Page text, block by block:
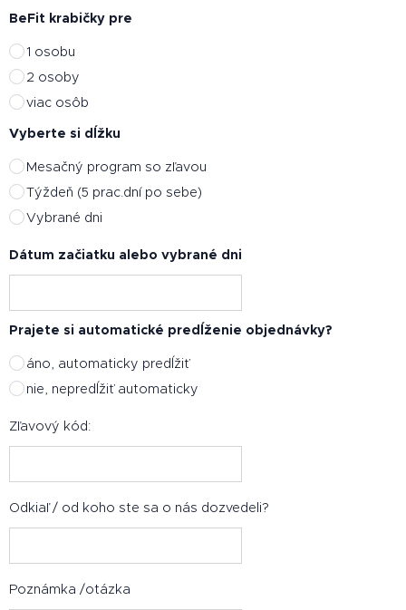
BeFit krabičky pre
1 osobu
2 osoby
viac osôb
Vyberte si dĺžku
Mesačný program so zľavou
Týždeň (5 prac.dní po sebe)
Vybrané dni
Dátum začiatku alebo vybrané dni
Prajete si automatické predĺženie objednávky?
áno, automaticky predĺžiť
nie, nepredĺžiť automaticky
Zľavový kód:
Odkiaľ / od koho ste sa o nás dozvedeli?
Poznámka /otázka